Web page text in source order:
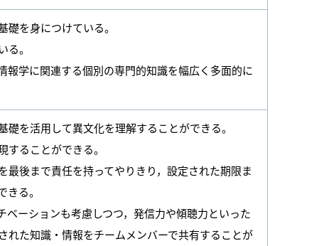
を身につけている。
。
学に関連する個別の専門的知識を幅広く多面的に
を活用して異文化を理解することができる。
ることができる。
後まで責任を持ってやりきり，設定された期限ま
る。
ーションも考慮しつつ，発信力や傾聴力といった
れた知識・情報をチームメンバーで共有することが